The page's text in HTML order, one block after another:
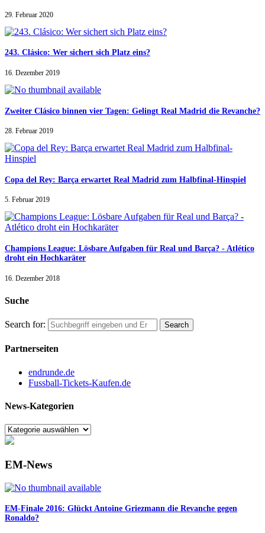
29. Februar 2020
243. Clásico: Wer sichert sich Platz eins?
16. Dezember 2019
Zweiter Clásico binnen vier Tagen: Gelingt Real Madrid die Revanche?
28. Februar 2019
Copa del Rey: Barça erwartet Real Madrid zum Halbfinal-Hinspiel
5. Februar 2019
Champions League: Lösbare Aufgaben für Real und Barça? - Atlético
droht ein Hochkaräter
16. Dezember 2018
Suche
Search for:
Partnerseiten
endrunde.de
Fussball-Tickets-Kaufen.de
News-Kategorien
EM-News
EM-Finale 2016: Glückt Antoine Griezmann die Revanche gegen
Ronaldo?